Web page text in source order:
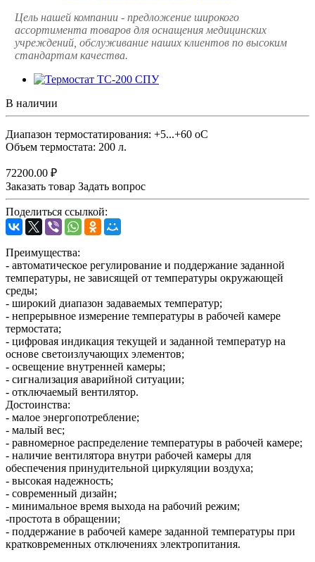
Цель нашей компании - предложение широкого
ассортимента товаров для оснащения медицинских
учреждений, обслуживание наших клиентов по высоким
стандартам качества.
В наличии
Диапазон термостатирования: +5...+60 oС
Объем термостата: 200 л.
72200.00 ₽
Заказать товар Задать вопрос
Поделиться ссылкой:
Преимущества:
- автоматическое регулирование и поддержание заданной
температуры, не зависящей от температуры окружающей
среды;
- широкий диапазон задаваемых температур;
- непрерывное измерение температуры в рабочей камере
термостата;
- цифровая индикация текущей и заданной температур на
основе светоизлучающих элементов;
- освещение внутренней камеры;
- сигнализация аварийной ситуации;
- отключаемый вентилятор.
Достоинства:
- малое энергопотребление;
- малый вес;
- равномерное распределение температуры в рабочей камере;
- наличие вентилятора внутри рабочей камеры для
обеспечения принудительной циркуляции воздуха;
- высокая надежность;
- современный дизайн;
- минимальное время выхода на рабочий режим;
-простота в обращении;
- поддержание в рабочей камере заданной температуры при
кратковременных отключениях электропитания.